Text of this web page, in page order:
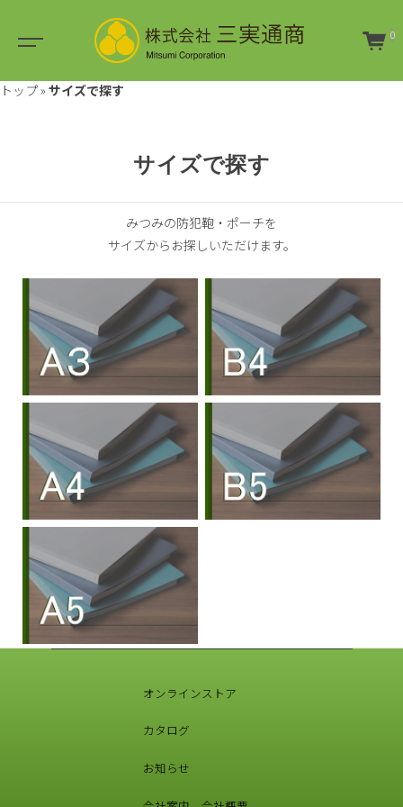
0
トップ» サイズで探す
サイズで探す
みつみの防犯鞄・ポーチを
サイズからお探しいただけます。
オンラインストア
カタログ
お知らせ